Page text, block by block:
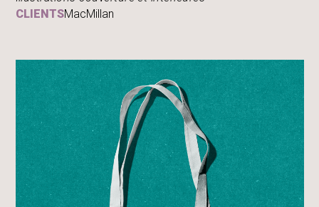
CLIENTSMacMillan